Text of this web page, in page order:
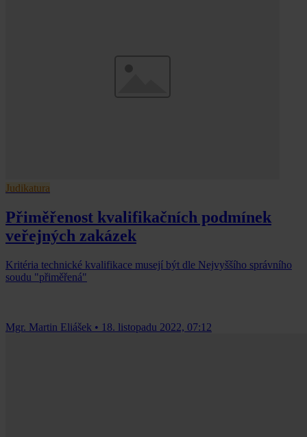
Judikatura
Přiměřenost kvalifikačních podmínek
veřejných zakázek
Kritéria technické kvalifikace musejí být dle Nejvyššího správního
soudu "přiměřená"
Mgr. Martin Eliášek • 18. listopadu 2022, 07:12